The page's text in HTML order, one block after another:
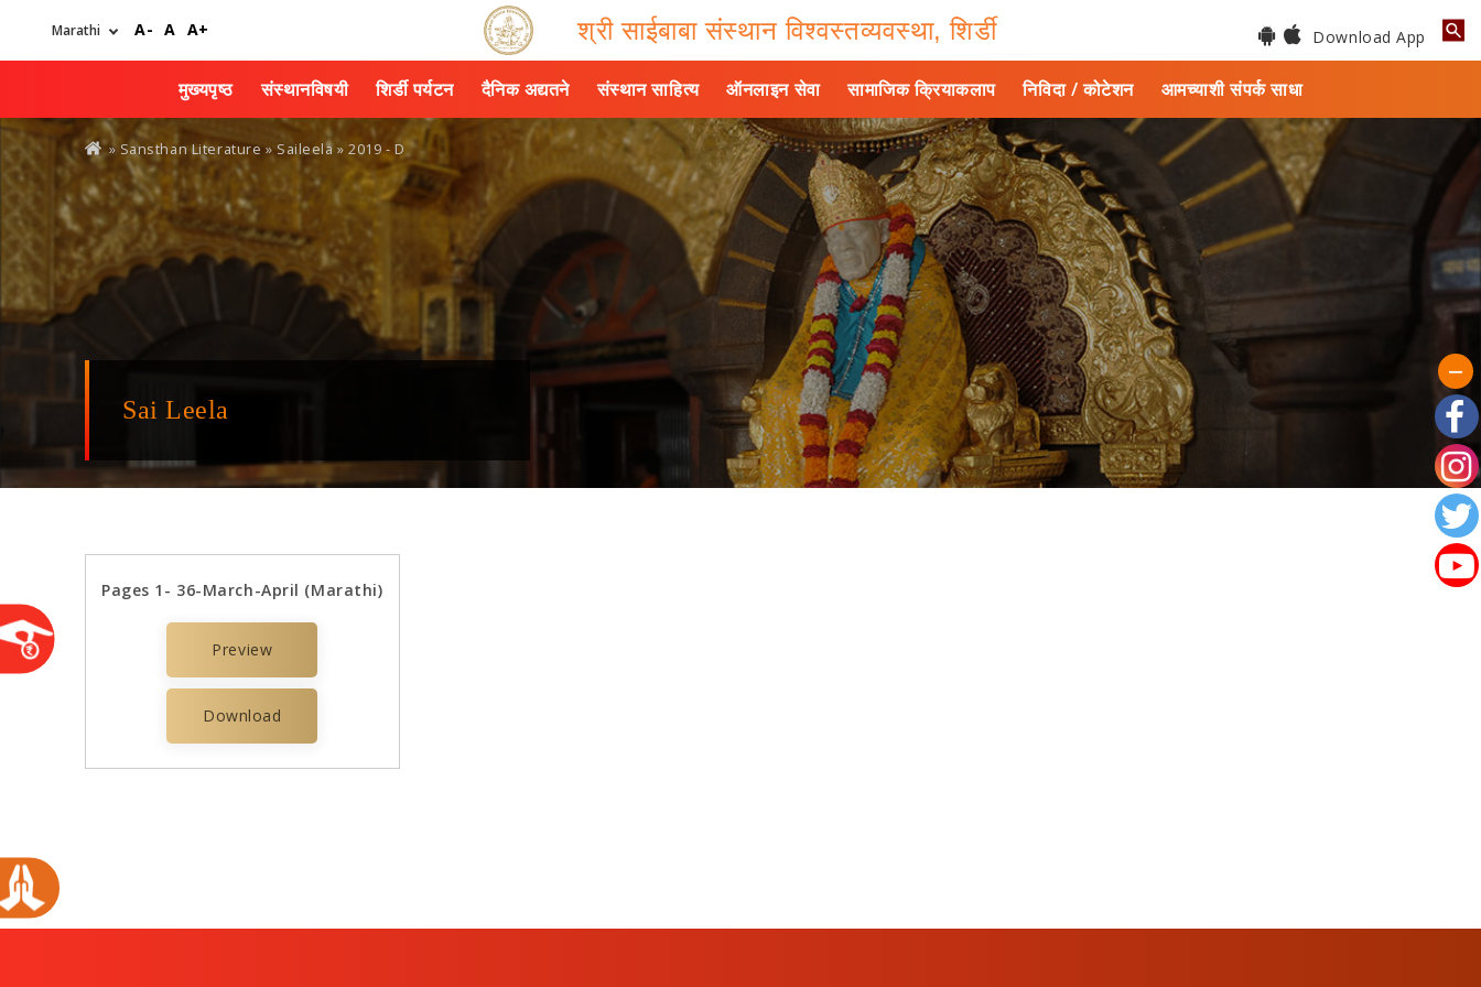
A- A A+ श्री साईबाबा संस्थान विश्वस्तव्यवस्था, शिर्डी Download App
मुख्यपृष्ठ संस्थानविषयी शिर्डी पर्यटन दैनिक अद्यतने संस्थान साहित्य ऑनलाइन सेवा सामाजिक क्रियाकलाप निविदा / कोटेशन आमच्याशी संपर्क साधा
You
are
here
» Sansthan Literature » Saileela » 2019 - D
Sai Leela
Pages 1- 36-March-April (Marathi)
Preview
Download